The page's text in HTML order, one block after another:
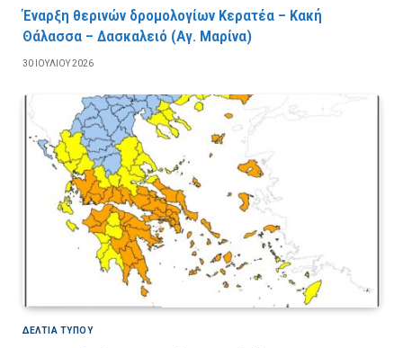
Έναρξη θερινών δρομολογίων Κερατέα – Κακή
Θάλασσα – Δασκαλειό (Αγ. Μαρίνα)
30 ΙΟΥΛΊΟΥ 2026
ΔΕΛΤΙΑ ΤΥΠΟΥ